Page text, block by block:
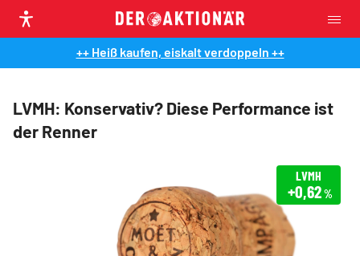
++ Heiß kaufen, eiskalt verdoppeln ++
LVMH: Konservativ? Diese Performance ist
der Renner
LVMH
+0,62%